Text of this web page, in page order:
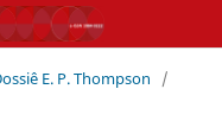
E. P. Thompson
/